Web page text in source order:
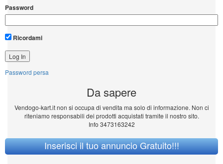
Password
Ricordami
Password persa
Da sapere
Vendogo-kart.it non si occupa di vendita ma solo di informazione. Non ci
riteniamo responsabili dei prodotti acquistati tramite il nostro sito.
Info 3473163242
Inserisci il tuo annuncio Gratuito!!!